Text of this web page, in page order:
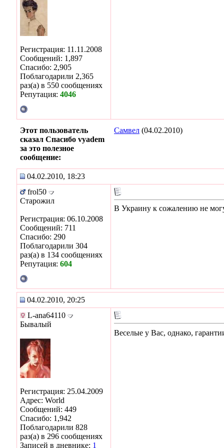
Регистрация: 11.11.2008
Сообщений: 1,897
Спасибо: 2,905
Поблагодарили 2,365
раз(а) в 550 сообщениях
Репутация: 4046
Этот пользователь
сказал Спасибо vyadem
за это полезное
сообщение:
Самвел (04.02.2010)
04.02.2010, 18:23
frol50
Старожил
Регистрация: 06.10.2008
Сообщений: 711
Спасибо: 290
Поблагодарили 304
раз(а) в 134 сообщениях
Репутация: 604
В Украину к сожалению не
04.02.2010, 20:25
L-ana64110
Бывалый
Регистрация: 25.04.2009
Адрес: World
Сообщений: 449
Спасибо: 1,942
Поблагодарили 828
раз(а) в 296 сообщениях
Записей в дневнике: 1
Веселые у Вас, однако,